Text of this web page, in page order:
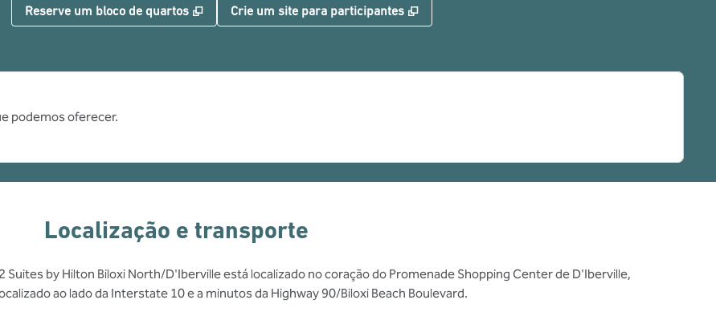
Reserve um bloco de quartos , Abre nova guia
Crie um site para participantes ,
podemos oferecer.
Localização e transporte
Suites by Hilton Biloxi North/D'Iberville está localizado no coração do Promenade Shopping Center de D'Iberville,
ao lado da Interstate 10 e a minutos da Highway 90/Biloxi Beach Boulevard.